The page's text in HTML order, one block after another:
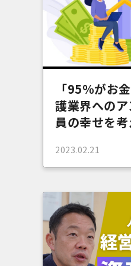
「95％がお
護業界への
員の幸せを
2023.02.21